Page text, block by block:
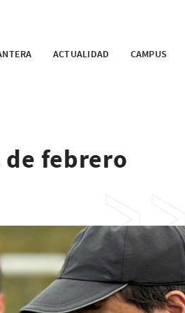
ACTUALIDAD CAMPUS
de febrero